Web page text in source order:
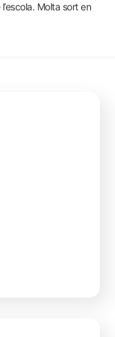
Molta sort en